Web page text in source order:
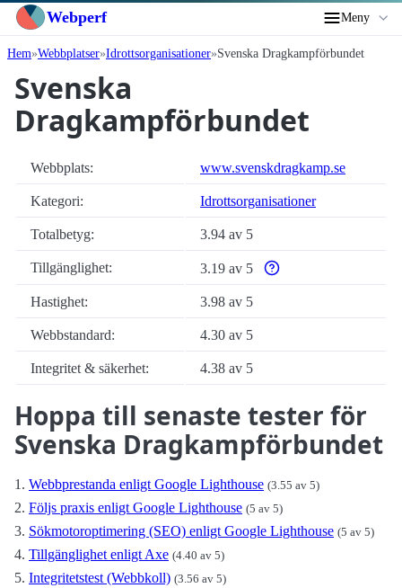
Webperf Meny
Hem Webbplatser Idrottsorganisationer Svenska Dragkampförbundet
Svenska
Dragkampförbundet
Webbplats: www.svenskdragkamp.se
Kategori: Idrottsorganisationer
Totalbetyg: 3.94 av 5
Tillgänglighet: 3.19 av 5
Varför enbart
Hastighet:
3.98 av 5
Webbstandard: 4.30 av 5
Integritet & säkerhet: 4.38 av 5
Hoppa till senaste tester för
Svenska Dragkampförbundet
Webbprestanda enligt Google Lighthouse (3.55 av 5)
Följs praxis enligt Google Lighthouse (5 av 5)
Sökmotoroptimering (SEO) enligt Google Lighthouse (5 av 5)
Tillgänglighet enligt Axe (4.40 av 5)
Integritetstest (Webbkoll) (3.56 av 5)